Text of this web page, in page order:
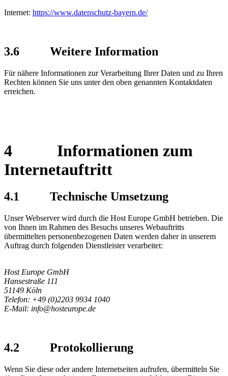
Internet: https://www.datenschutz-bayern.de/
3.6 Weitere Information
Für nähere Informationen zur Verarbeitung Ihrer Daten und zu Ihren
Rechten können Sie uns unter den oben genannten Kontaktdaten
erreichen.
4 Informationen zum
Internetauftritt
4.1 Technische Umsetzung
Unser Webserver wird durch die Host Europe GmbH betrieben. Die
von Ihnen im Rahmen des Besuchs unseres Webauftritts
übermittelten personenbezogenen Daten werden daher in unserem
Auftrag durch folgenden Dienstleister verarbeitet:
Host Europe GmbH
Hansestraße 111
51149 Köln
Telefon: +49 (0)2203 9934 1040
E-Mail: info@hosteurope.de
4.2 Protokollierung
Wenn Sie diese oder andere Internetseiten aufrufen, übermitteln Sie